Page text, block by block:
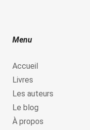
Menu
Accueil
Livres
Les auteurs
Le blog
À propos